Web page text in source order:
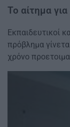
Το αίτημα
Εκπαιδευτικοί
πρόβλημα
χρόνο